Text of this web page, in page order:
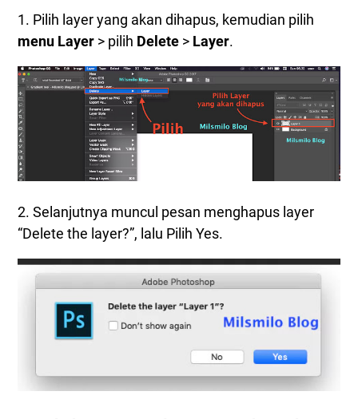
1. Pilih layer yang akan dihapus, kemudian pilih
menu Layer > pilih Delete > Layer.
2. Selanjutnya muncul pesan menghapus layer
“Delete the layer?”, lalu Pilih Yes.